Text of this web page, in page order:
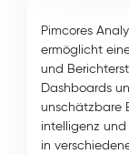
Pimcores
ermöglicht
und
Dashboards
unschätzbare
intelligenz und
in